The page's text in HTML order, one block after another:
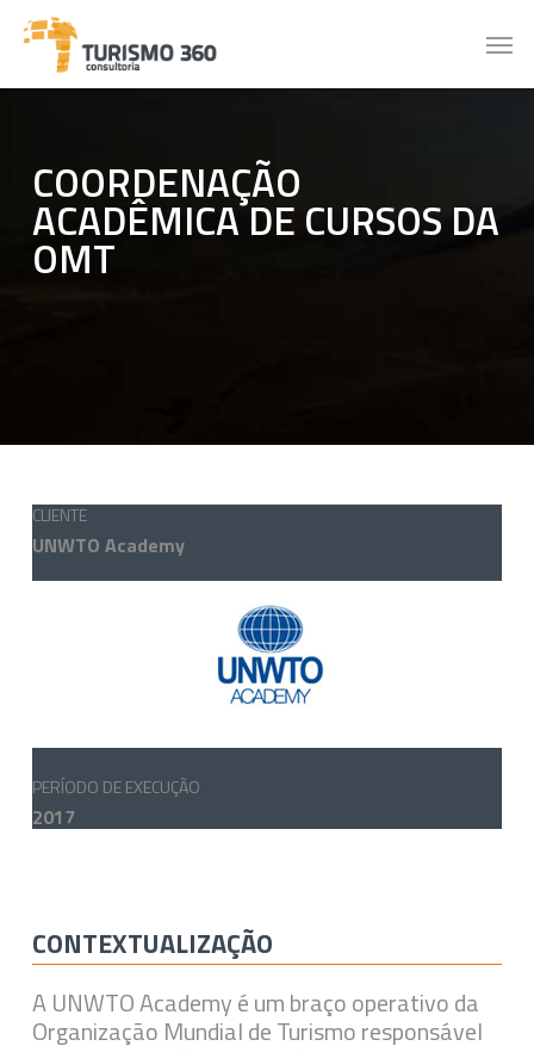
Skip
content
COORDENAÇÃO
ACADÊMICA DE CURSOS DA
OMT
CLIENTE
UNWTO Academy
PERÍODO DE EXECUÇÃO
2017
CONTEXTUALIZAÇÃO
A UNWTO Academy é um braço operativo da
Organização Mundial de Turismo responsável